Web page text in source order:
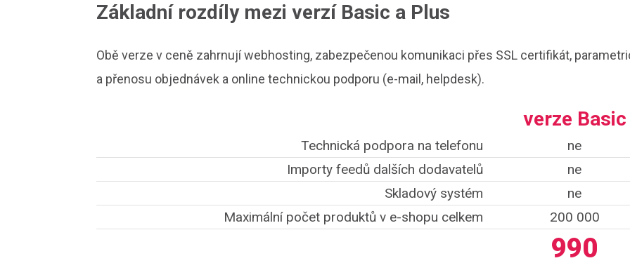
Základní rozdíly mezi verzí Basic a Plus
Obě verze v ceně zahrnují webhosting, zabezpečenou komunikaci přes SSL certifikát,
a přenosu objednávek a online technickou podporu (e-mail, helpdesk).
verze Basic
Technická podpora na telefonu ne
Importy feedů dalších dodavatelů
ne
Skladový systém
ne
Maximální počet produktů v e-shopu celkem
200 000
990